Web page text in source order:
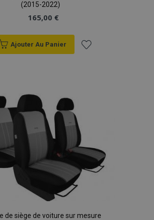
(2015-2022)
165,00 €
Ajouter Au Panier
d'achats
de siège de voiture sur mesure